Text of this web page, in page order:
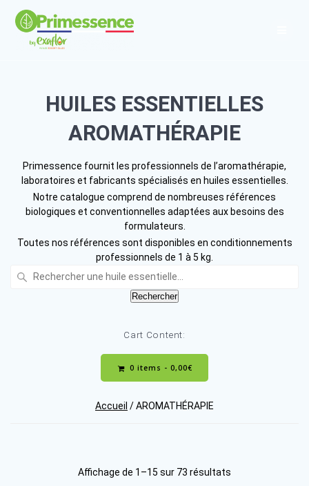
HUILES ESSENTIELLES
AROMATHÉRAPIE
Primessence fournit les professionnels de l’aromathérapie,
laboratoires et fabricants spécialisés en huiles essentielles.
Notre catalogue comprend de nombreuses références
biologiques et conventionnelles adaptées aux besoins des
formulateurs.
Toutes nos références sont disponibles en conditionnements
professionnels de 1 à 5 kg.
Recherche
Rechercher
Cart Content:
0 items - 0,00€
Accueil / AROMATHÉRAPIE
Affichage de 1–15 sur 73 résultats